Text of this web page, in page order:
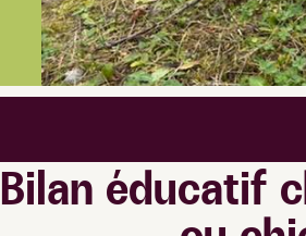
Bilan éducatif